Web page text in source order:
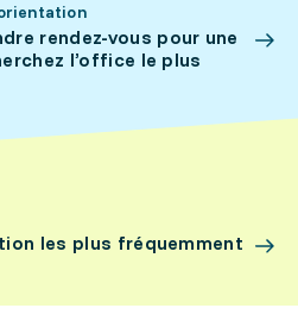
rendez-vous pour une
l’office le plus
les plus fréquemment